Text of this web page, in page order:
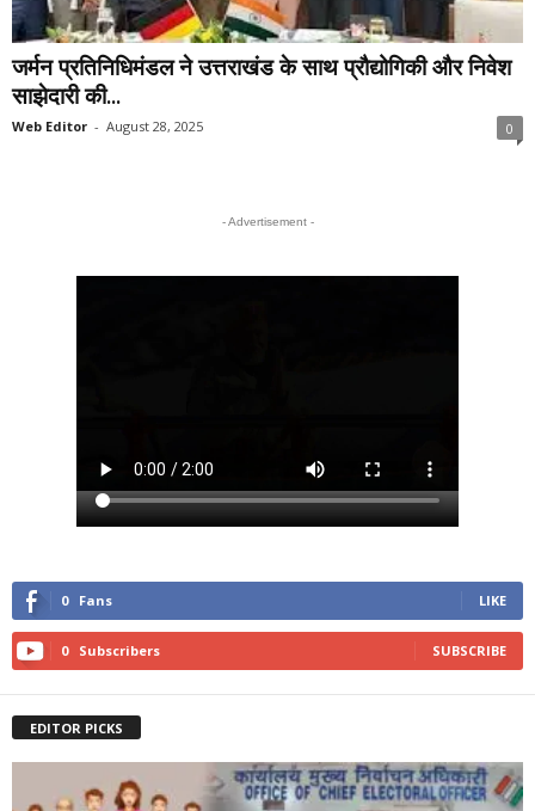
जर्मन प्रतिनिधिमंडल ने उत्तराखंड के साथ प्रौद्योगिकी और निवेश
साझेदारी की...
Web Editor - August 28, 2025 0
- Advertisement -
0 Fans LIKE
0 Subscribers SUBSCRIBE
EDITOR PICKS